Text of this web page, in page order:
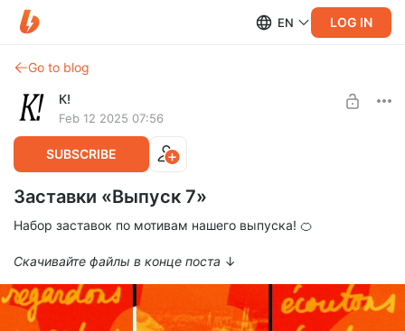
EN LOG IN
Go to blog
К!
Feb 12 2025 07:56
SUBSCRIBE
Заставки «Выпуск 7»
Набор заставок по мотивам нашего выпуска! 🍊
Скачивайте файлы в конце поста ↓